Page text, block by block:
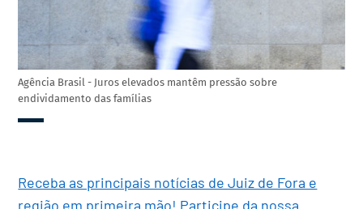
Agência Brasil - Juros elevados mantêm pressão sobre
endividamento das famílias
Receba as principais notícias de Juiz de Fora e
região em primeira mão! Participe da nossa